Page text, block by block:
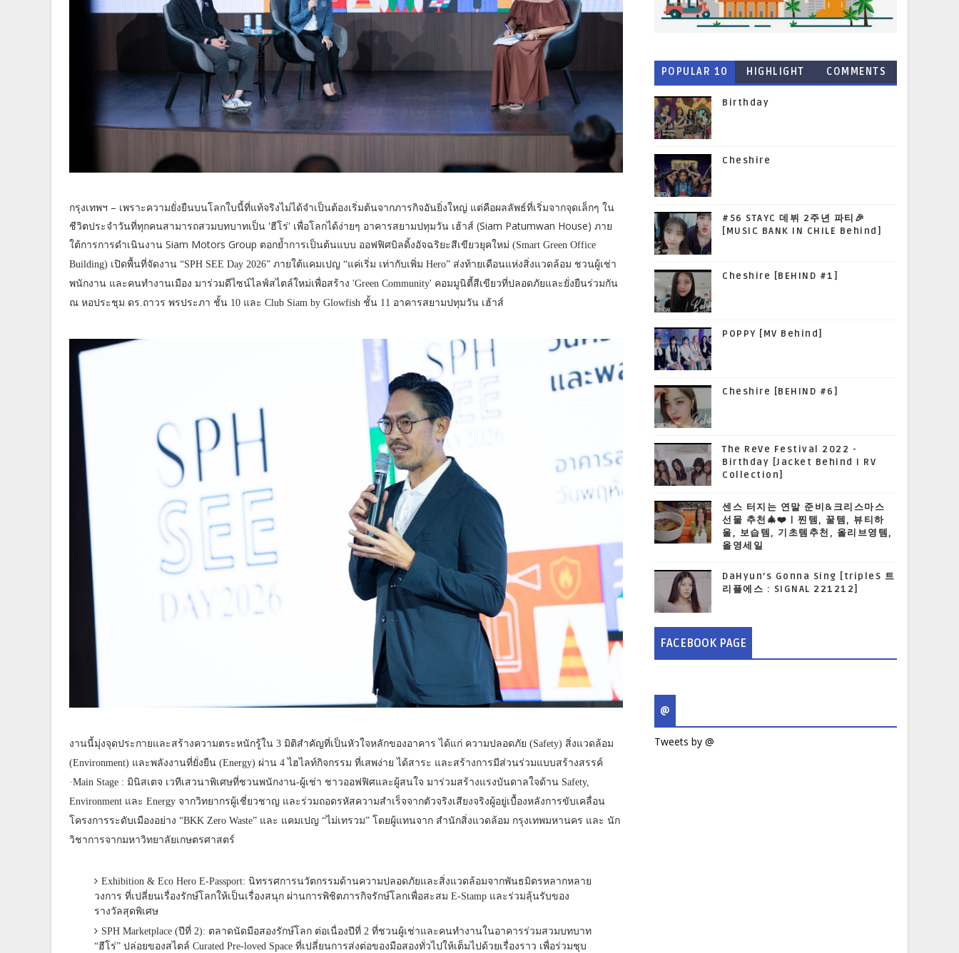
กรุงเทพฯ – เพราะความยั่งยืนบนโลกใบนี้ที่แท้จริงไม่ได้จำเป็นต้องเริ่มต้นจากภารกิจอันยิ่งใหญ่ แต่คือผลลัพธ์ที่เริ่มจากจุดเล็กๆ ใน
ชีวิตประจำวันที่ทุกคนสามารถสวมบทบาทเป็น 'ฮีโร่' เพื่อโลกได้ง่ายๆ อาคารสยามปทุมวัน เฮ้าส์ (Siam Patumwan House) ภาย
ใต้การการดำเนินงาน Siam Motors Group ตอกย้ำการเป็นต้นแบบ ออฟฟิศบิลดิ้งอัจฉริยะสีเขียวยุคใหม่ (Smart Green Office
Building) เปิดพื้นที่จัดงาน “SPH SEE Day 2026” ภายใต้แคมเปญ “แค่เริ่ม เท่ากับเพิ่ม Hero” ส่งท้ายเดือนแห่งสิ่งแวดล้อม ชวนผู้เช่า
พนักงาน และคนทำงานเมือง มาร่วมดีไซน์ไลฟ์สไตล์ใหม่เพื่อสร้าง 'Green Community' คอมมูนิตี้สีเขียวที่ปลอดภัยและยั่งยืนร่วมกัน
ณ หอประชุม ดร.ถาวร พรประภา ชั้น 10 และ Club Siam by Glowfish ชั้น 11 อาคารสยามปทุมวัน เฮ้าส์
งานนี้มุ่งจุดประกายและสร้างความตระหนักรู้ใน 3 มิติสำคัญที่เป็นหัวใจหลักของอาคาร ได้แก่ ความปลอดภัย (Safety) สิ่งแวดล้อม
(Environment) และพลังงานที่ยั่งยืน (Energy) ผ่าน 4 ไฮไลท์กิจกรรม ที่เสพง่าย ได้สาระ และสร้างการมีส่วนร่วมแบบสร้างสรรค์
·Main Stage : มินิสเตจ เวทีเสวนาพิเศษที่ชวนพนักงาน-ผู้เช่า ชาวออฟฟิศและผู้สนใจ มาร่วมสร้างแรงบันดาลใจด้าน Safety,
Environment และ Energy จากวิทยากรผู้เชี่ยวชาญ และร่วมถอดรหัสความสำเร็จจากตัวจริงเสียงจริงผู้อยู่เบื้องหลังการขับเคลื่อน
โครงการระดับเมืองอย่าง “BKK Zero Waste” และ แคมเปญ “ไม่เทรวม” โดยผู้แทนจาก สำนักสิ่งแวดล้อม กรุงเทพมหานคร และ นัก
วิชาการจากมหาวิทยาลัยเกษตรศาสตร์
Exhibition & Eco Hero E-Passport: นิทรรศการนวัตกรรมด้านความปลอดภัยและสิ่งแวดล้อมจากพันธมิตรหลากหลาย
วงการ ที่เปลี่ยนเรื่องรักษ์โลกให้เป็นเรื่องสนุก ผ่านการพิชิตภารกิจรักษ์โลกเพื่อสะสม E-Stamp และร่วมลุ้นรับของ
รางวัลสุดพิเศษ
SPH Marketplace (ปีที่ 2): ตลาดนัดมือสองรักษ์โลก ต่อเนื่องปีที่ 2 ที่ชวนผู้เช่าและคนทำงานในอาคารร่วมสวมบทบาท
“ฮีโร่” ปล่อยของสไตล์ Curated Pre-loved Space ที่เปลี่ยนการส่งต่อของมือสองทั่วไปให้เต็มไปด้วยเรื่องราว เพื่อร่วมชุบ
POPULAR 10
HIGHLIGHT
COMMENTS
Birthday
Cheshire
#56 STAYC 데뷔 2주년 파티🎉
[MUSIC BANK IN CHILE Behind]
Cheshire [BEHIND #1]
POPPY [MV Behind]
Cheshire [BEHIND #6]
The ReVe Festival 2022 -
Birthday [Jacket Behind I RV
Collection]
센스 터지는 연말 준비&크리스마스
선물 추천🎄❤️ | 찐템, 꿀템, 뷰티하
울, 보습템, 기초템추천, 올리브영템,
올영세일
DaHyun’s Gonna Sing [tripleS 트
리플에스 : SIGNAL 221212]
FACEBOOK PAGE
@
Tweets by @